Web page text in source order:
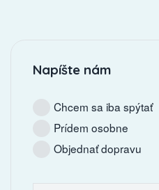
Napíšte nám
Chcem sa iba spýtať
Prídem osobne
Objednať dopravu